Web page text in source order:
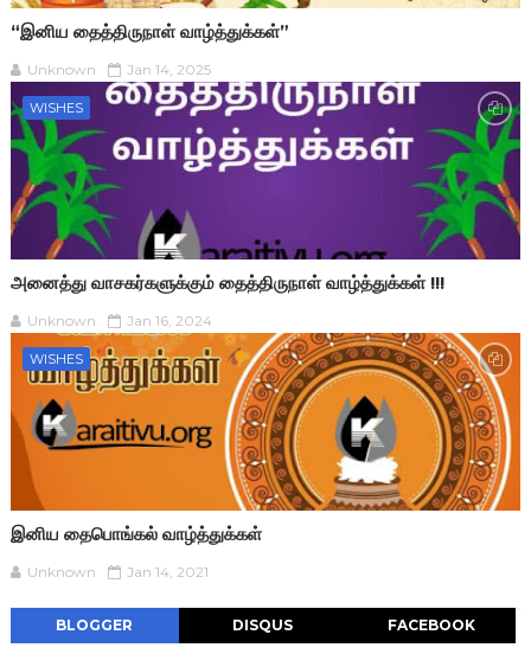
“இனிய தைத்திருநாள் வாழ்த்துக்கள்”
Unknown Jan 14, 2025
WISHES
அனைத்து வாசகர்களுக்கும் தைத்திருநாள் வாழ்த்துக்கள் !!!
Unknown Jan 16, 2024
WISHES
இனிய தைபொங்கல் வாழ்த்துக்கள்
Unknown Jan 14, 2021
BLOGGER DISQUS FACEBOOK